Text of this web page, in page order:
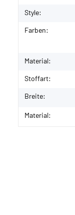
Style:
Farben:
Material:
Stoffart:
Breite:
Material: